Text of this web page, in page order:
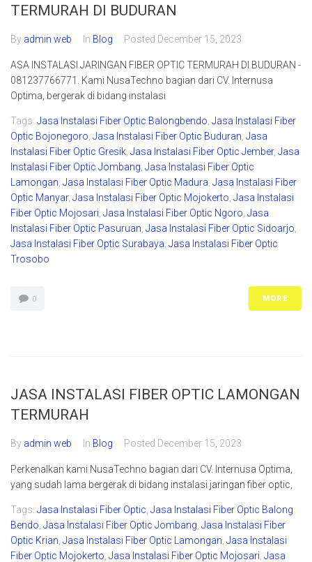
TERMURAH DI BUDURAN
By admin web In Blog Posted December 15, 2023
ASA INSTALASI JARINGAN FIBER OPTIC TERMURAH DI BUDURAN -
081237766771. Kami NusaTechno bagian dari CV. Internusa
Optima, bergerak di bidang instalasi
Tags: Jasa Instalasi Fiber Optic Balongbendo Jasa Instalasi Fiber
Optic Bojonegoro Jasa Instalasi Fiber Optic Buduran Jasa
Instalasi Fiber Optic Gresik Jasa Instalasi Fiber Optic Jember, Jasa
Instalasi Fiber Optic Jombang Jasa Instalasi Fiber Optic
Lamongan Jasa Instalasi Fiber Optic Madura Jasa Instalasi Fiber
Optic Manyar, Jasa Instalasi Fiber Optic Mojokerto Jasa Instalasi
Fiber Optic Mojosari Jasa Instalasi Fiber Optic Ngoro Jasa
Instalasi Fiber Optic Pasuruan Jasa Instalasi Fiber Optic Sidoarjo
Jasa Instalasi Fiber Optic Surabaya Jasa Instalasi Fiber Optic
Trosobo
0 MORE
JASA INSTALASI FIBER OPTIC LAMONGAN
TERMURAH
By admin web In Blog Posted December 15, 2023
Perkenalkan kami NusaTechno bagian dari CV. Internusa Optima,
yang sudah lama bergerak di bidang instalasi jaringan fiber optic,
Tags: Jasa Instalasi Fiber Optic Jasa Instalasi Fiber Optic Balong
Bendo Jasa Instalasi Fiber Optic Jombang Jasa Instalasi Fiber
Optic Krian Jasa Instalasi Fiber Optic Lamongan Jasa Instalasi
Fiber Optic Mojokerto Jasa Instalasi Fiber Optic Mojosari Jasa